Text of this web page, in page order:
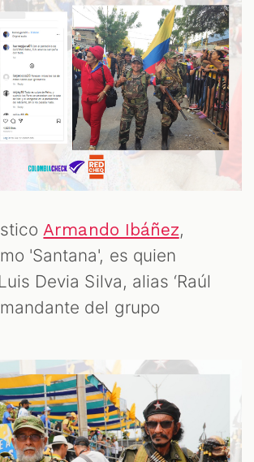
Armando Ibáñez,
'Santana', es quien
Devia Silva, alias ‘Raúl
del grupo